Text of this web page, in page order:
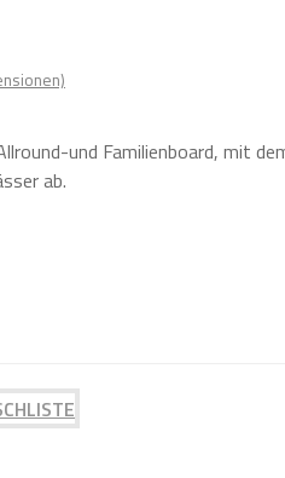
und Familienboard, mit
ab.